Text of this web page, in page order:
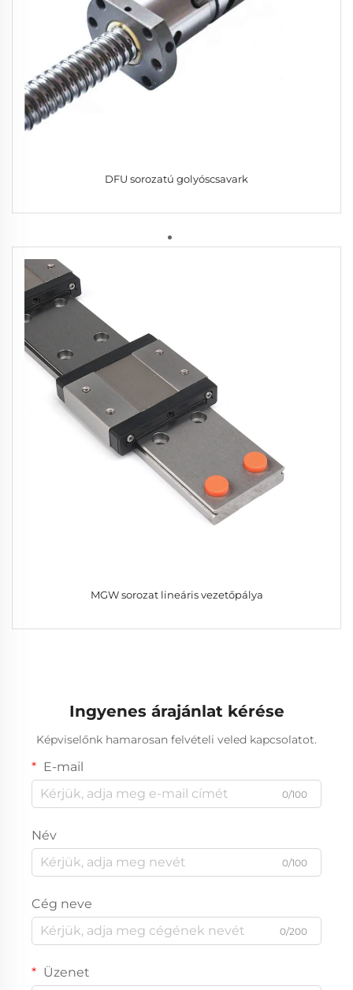
DFU sorozatú golyóscsavark
MGW sorozat lineáris vezetőpálya
Ingyenes árajánlat kérése
Képviselőnk hamarosan felvételi veled kapcsolatot.
E-mail
0/100
Név
0/100
Cég neve
0/200
Üzenet